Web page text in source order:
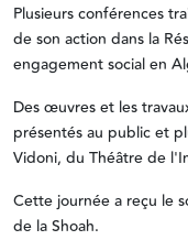
Plusieurs conférences
de son action dans la
engagement social en
Des œuvres et les
présentés au public et
Vidoni, du Théâtre de
Cette journée a reçu le
de la Shoah.